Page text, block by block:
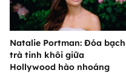
Natalie Portman: Đóa bạch
trà tinh khôi giữa
Hollywood hào nhoáng